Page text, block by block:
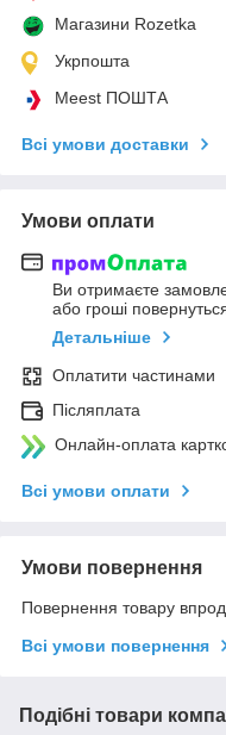
Магазини Rozetka
Укрпошта
Meest ПОШТА
Всі умови доставки
Умови оплати
Ви отримаєте
або гроші
Детальніше
Оплатити частинами
Післяплата
Онлайн-оплата
Всі умови оплати
Умови повернення
Повернення товару
Всі умови повернення
Подібні товари